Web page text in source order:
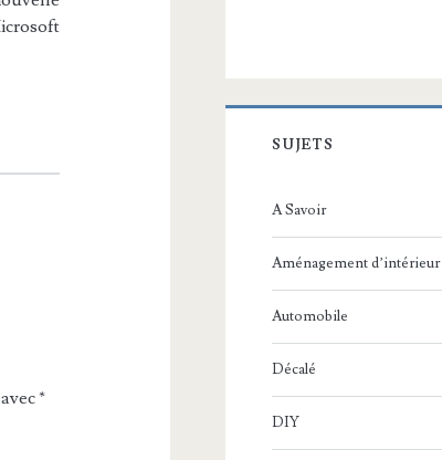
*
SUJETS
A Savoir
Aménagement d’intérieur
Automobile
Décalé
DIY